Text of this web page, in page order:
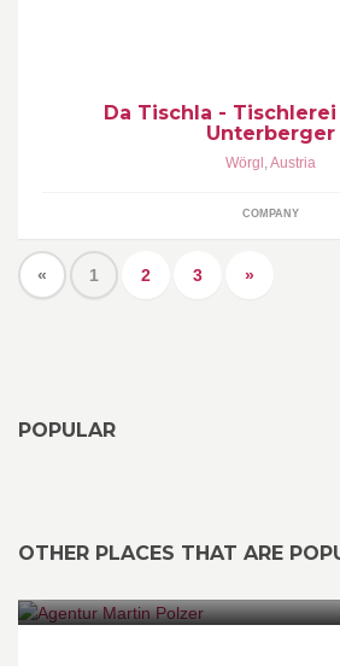
Da Tischla -
Unterberger
Wörgl ,Austria
COMPANY
« 1 2 3 »
POPULAR
OTHER PLACES THAT ARE